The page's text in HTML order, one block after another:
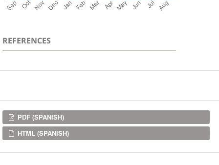
REFERENCES
Downloads
PDF (SPANISH)
HTML (SPANISH)